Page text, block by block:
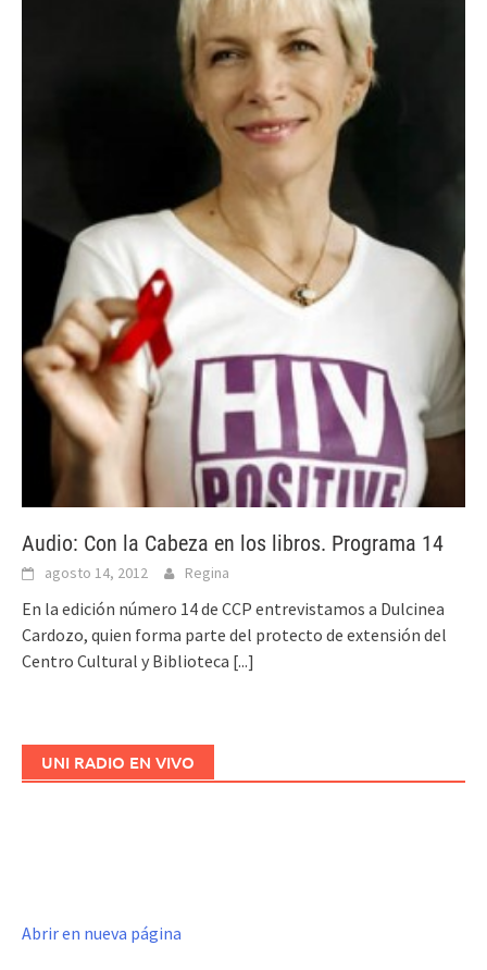
Audio: Con la Cabeza en los libros. Programa 14
agosto 14, 2012 Regina
En la edición número 14 de CCP entrevistamos a Dulcinea
Cardozo, quien forma parte del protecto de extensión del
Centro Cultural y Biblioteca [...]
UNI RADIO EN VIVO
Abrir en nueva página